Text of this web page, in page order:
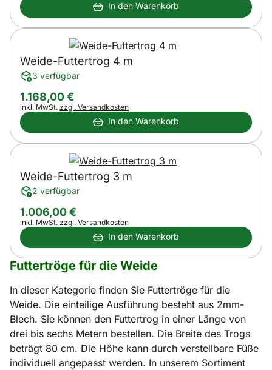
In den Warenkorb
Weide-Futtertrog 4 m
3 verfügbar
1.168,00€
Steuerhinweis:
inkl. MwSt. zzgl. Versandkosten
In den Warenkorb
Weide-Futtertrog 3 m
2 verfügbar
1.006,00€
Steuerhinweis:
inkl. MwSt. zzgl. Versandkosten
In den Warenkorb
Futtertröge für die Weide
In dieser Kategorie finden Sie Futtertröge für die
Weide. Die einteilige Ausführung besteht aus 2mm-
Blech. Sie können den Futtertrog in einer Länge von
drei bis sechs Metern bestellen. Die Breite des Trogs
beträgt 80 cm. Die Höhe kann durch verstellbare Füße
individuell angepasst werden. In unserem Sortiment